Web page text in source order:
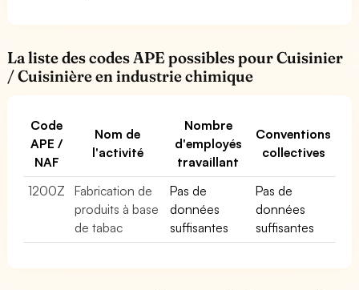
La liste des codes APE possibles pour Cuisinier
/ Cuisinière en industrie chimique
Code
APE /
NAF
Nom de
l'activité
Nombre
d'employés
travaillant
Conventions
collectives
1200Z
Fabrication de
produits à base
de tabac
Pas de
données
suffisantes
Pas de
données
suffisantes